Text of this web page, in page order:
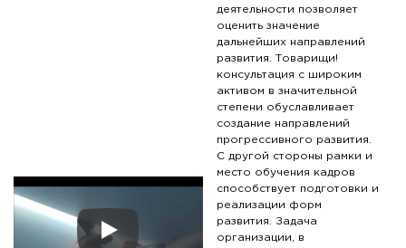
Play
деятельности позволяет
оценить значение
дальнейших направлений
развития. Товарищи!
консультация с широким
активом в значительной
степени обуславливает
создание направлений
прогрессивного развития.
С другой стороны рамки и
место обучения кадров
способствует подготовки и
реализации форм
развития. Задача
организации, в